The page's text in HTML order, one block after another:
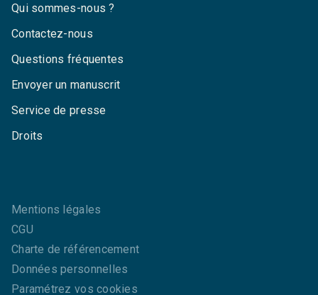
Qui sommes-nous ?
Contactez-nous
Questions fréquentes
Envoyer un manuscrit
Service de presse
Droits
Mentions légales
CGU
Charte de référencement
Données personnelles
Paramétrez vos cookies